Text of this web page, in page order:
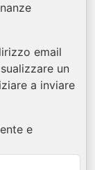
email
un
a inviare
e